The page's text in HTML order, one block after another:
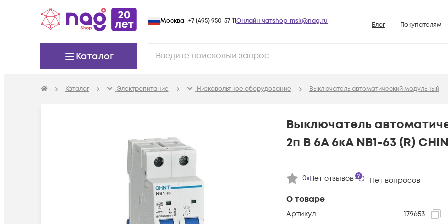
Москва +7 (495) 950-57-11Онлайн чатshop-msk@nag.ru Блог Покупателям
Условия
Возврат
Вопросы и
Конфигураторы
Каталог
Каталог Электропитание Низковольтное оборудование Выключатель автоматический модульный
О товаре
Артикул
179653
Выключатель
2п B 6А 6кА NB1-63 (R)
0 Нет отзывов Нет вопросов